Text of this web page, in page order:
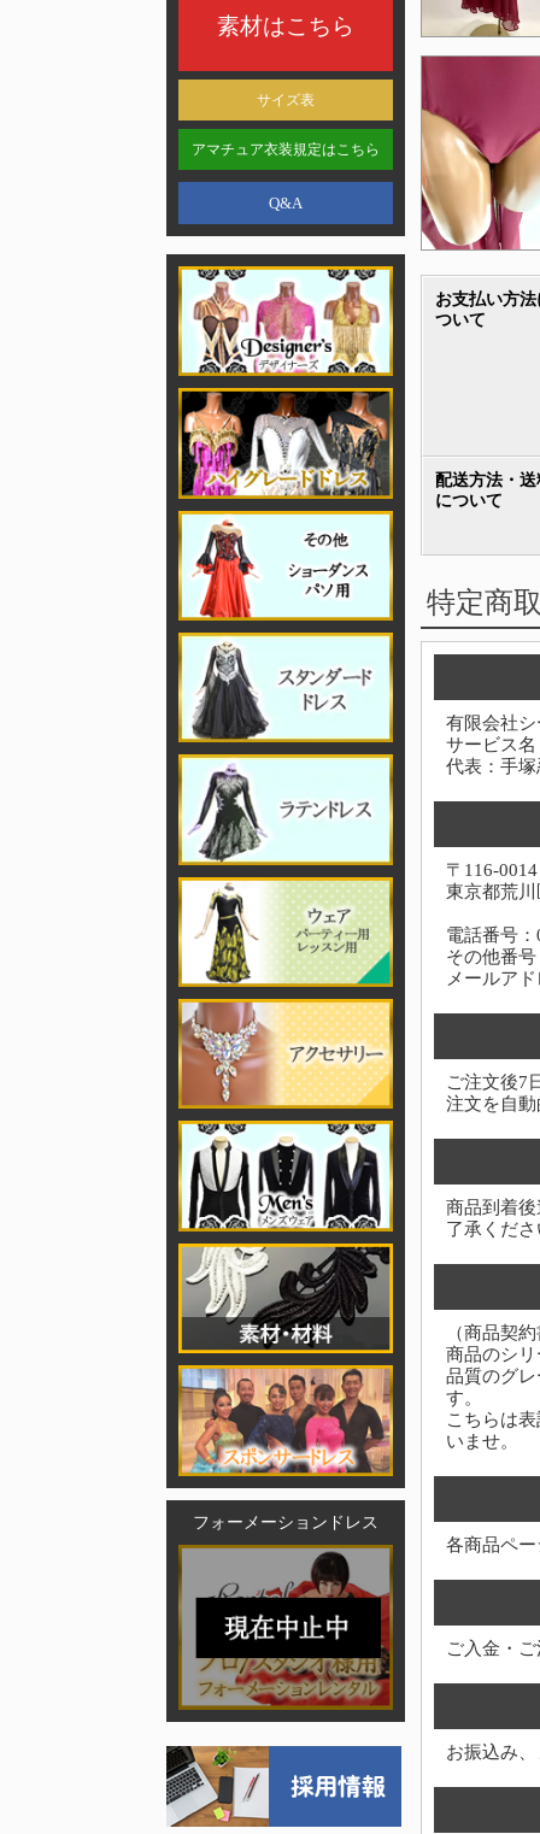
素材はこちら
サイズ表
アマチュア衣装規定はこちら
Q&A
フォーメーションドレス
お支払い方法
ついて
配送方法・送
について
特定商
有限会社シ
サービス
代表：手塚
〒116-0014
東京都荒
電話番号
その他番
メールア
ご注文後7
注文を自
商品到着
了承くだ
（商品契
商品のシ
品質のグ
す。
こちらは
いませ。
各商品ペ
ご入金・
お振込み